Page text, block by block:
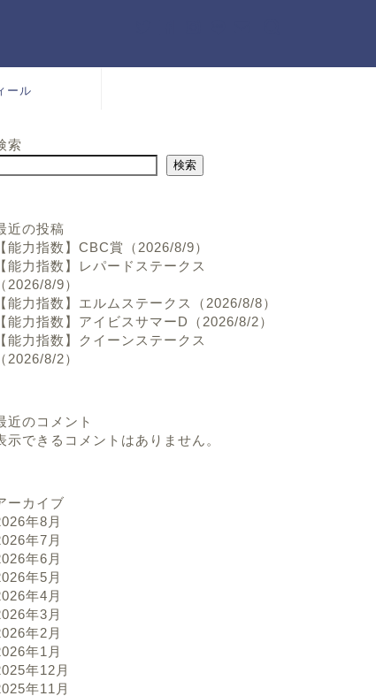
ール
索
検索
近の投稿
【能力指数】CBC賞（2026/8/9）
【能力指数】レパードステークス
（2026/8/9）
【能力指数】エルムステークス（2026/8/8）
【能力指数】アイビスサマーD（2026/8/2）
【能力指数】クイーンステークス
（2026/8/2）
近のコメント
示できるコメントはありません。
ーカイブ
年8月
年7月
年6月
年5月
年4月
年3月
年2月
年1月
年12月
年11月